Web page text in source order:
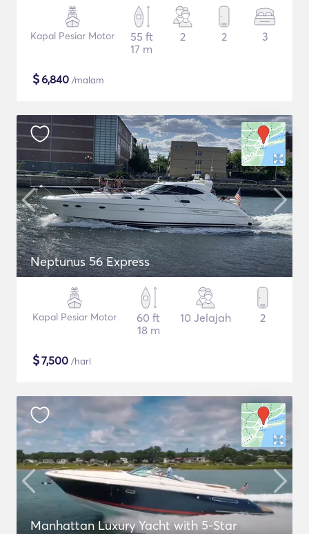
Kapal Pesiar Motor
55 ft
17 m
2 2 3
$6,840 /malam
Neptunus 56 Express
Kapal Pesiar Motor
60 ft
18 m
10 Jelajah 2
$7,500 /hari
Manhattan Luxury Yacht with 5-Star